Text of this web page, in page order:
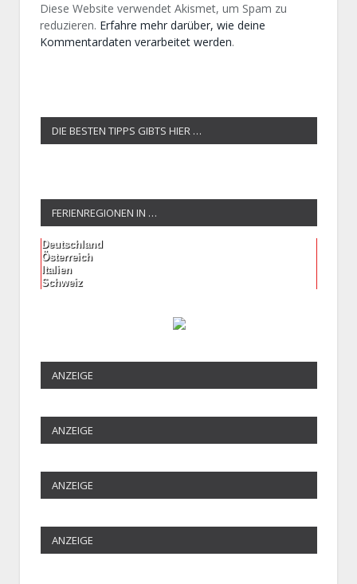
Diese Website verwendet Akismet, um Spam zu
reduzieren. Erfahre mehr darüber, wie deine
Kommentardaten verarbeitet werden.
DIE BESTEN TIPPS GIBTS HIER …
FERIENREGIONEN IN …
Deutschland
Österreich
Italien
Schweiz
ANZEIGE
ANZEIGE
ANZEIGE
ANZEIGE